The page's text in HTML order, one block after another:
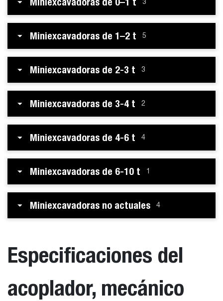
3
Miniexcavadoras de 1–2 t 5
Miniexcavadoras de 2-3 t 3
Miniexcavadoras de 3-4 t 2
Miniexcavadoras de 4-6 t 4
Miniexcavadoras de 6-10 t 1
Miniexcavadoras no actuales 4
Especificaciones del
acoplador, mecánico